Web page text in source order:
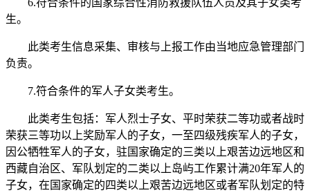
6.符合条件的国家综合性消防救援队伍人员及其子女类考
生。
此类考生信息采集、审核与上报工作由当地应急管理部门
负责。
7.符合条件的军人子女类考生。
此类考生包括：军人烈士子女、平时荣获二等功或者战时
荣获三等功以上奖励军人的子女，一至四级残疾军人的子女，
因公牺牲军人的子女，驻国家确定的三类以上艰苦边远地区和
西藏自治区、军队划定的二类以上岛屿工作累计满20年军人的
子女，在国家确定的四类以上艰苦边远地区或者军队划定的特